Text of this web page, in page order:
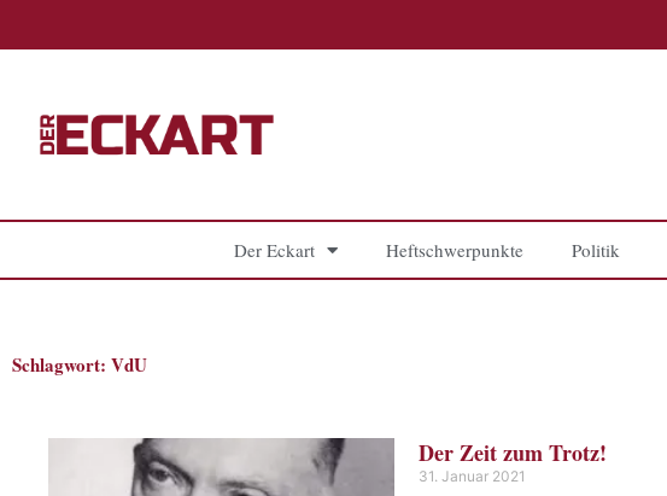
Der Eckart Heftschwerpunkte Politik
Schlagwort: VdU
Der Zeit zum Trotz!
31. Januar 2021